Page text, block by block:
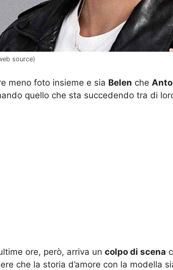
source)
meno foto insieme e sia Belen che
quello che sta succedendo tra di
ore, però, arriva un colpo di scena
che la storia d’amore con la modella